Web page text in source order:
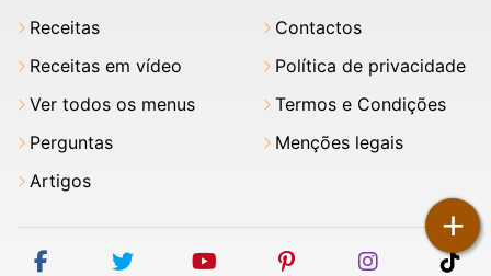
+
Receitas
Receitas em vídeo
Ver todos os menus
Perguntas
Artigos
Contactos
Política de privacidade
Termos e Condições
Menções legais
facebooktwitter youtubepinterestinstagram